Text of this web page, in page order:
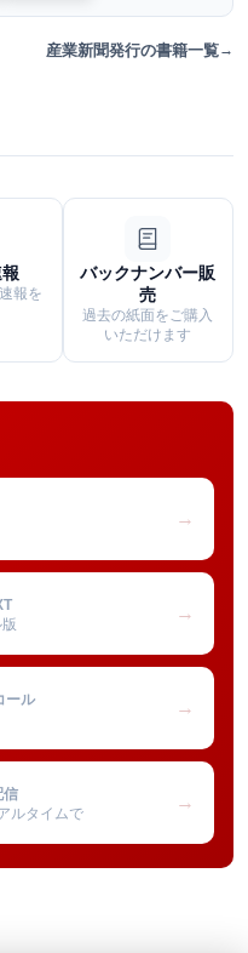
産業新聞発行の書籍一覧
報を
バックナンバー販
売
過去の紙面をご購入
いただけます
→
→
ール →
信
ルタイムで
→